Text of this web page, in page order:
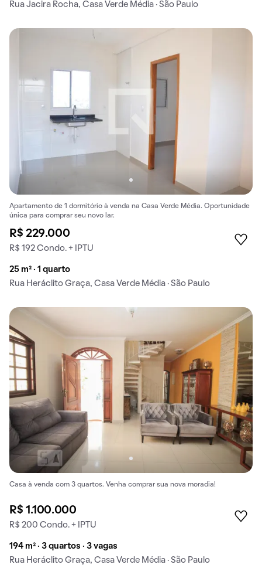
Rua Jacira Rocha, Casa Verde Média · São Paulo
Apartamento de 1 dormitório à venda na Casa Verde Média. Oportunidade
única para comprar seu novo lar.
R$ 229.000
R$ 192 Condo. + IPTU
25 m² · 1 quarto
Rua Heráclito Graça, Casa Verde Média · São Paulo
Casa à venda com 3 quartos. Venha comprar sua nova moradia!
R$ 1.100.000
R$ 200 Condo. + IPTU
194 m² · 3 quartos · 3 vagas
Rua Heráclito Graça, Casa Verde Média · São Paulo